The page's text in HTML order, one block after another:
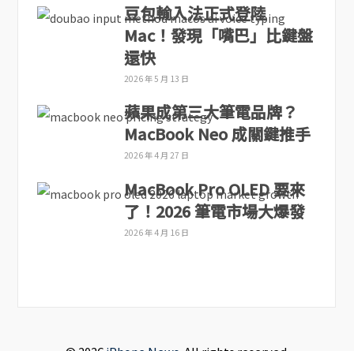
豆包輸入法正式登陸
Mac！發現「嘴巴」比鍵盤
還快
2026 年 5 月 13 日
蘋果成第三大筆電品牌？
MacBook Neo 成關鍵推手
2026 年 4 月 27 日
MacBook Pro OLED 要來
了！2026 筆電市場大爆發
2026 年 4 月 16 日